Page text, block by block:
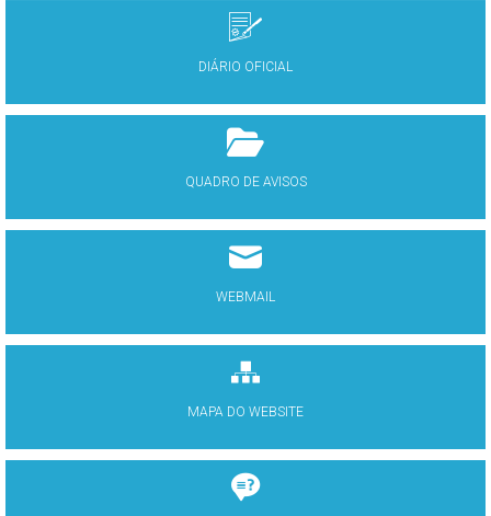
DIÁRIO OFICIAL
QUADRO DE AVISOS
WEBMAIL
MAPA DO WEBSITE